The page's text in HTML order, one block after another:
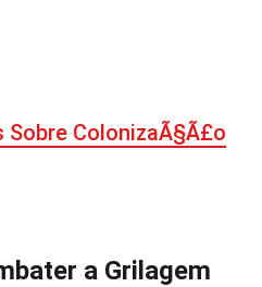
Sobre ColonizaÃ§Ã£o
a Grilagem